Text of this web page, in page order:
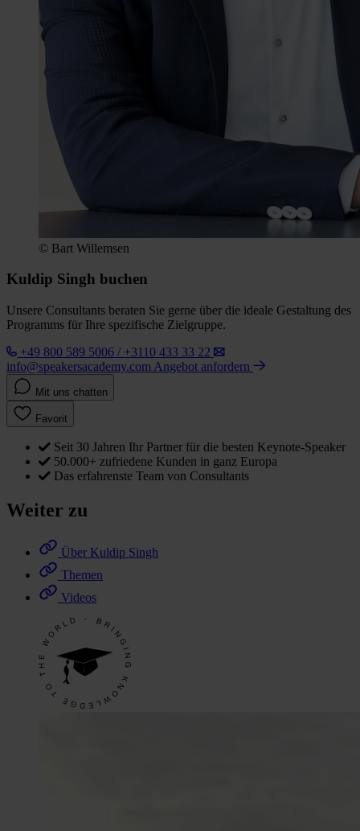
© Bart Willemsen
Kuldip Singh buchen
Unsere Consultants beraten Sie gerne über die ideale Gestaltung des
Programms für Ihre spezifische Zielgruppe.
+49 800 589 5006 / +3110 433 33 22
info@speakersacademy.com Angebot anfordern
Mit uns chatten
Favorit
Seit 30 Jahren Ihr Partner für die besten Keynote-Speaker
50.000+ zufriedene Kunden in ganz Europa
Das erfahrenste Team von Consultants
Weiter zu
Über Kuldip Singh
Themen
Videos